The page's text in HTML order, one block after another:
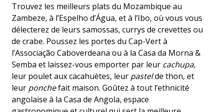
Trouvez les meilleurs plats du Mozambique au
Zambeze, à l’Espelho d’Água, et à l’Ibo, où vous vous
délecterez de leurs samossas, currys de crevettes ou
de crabe. Poussez les portes du Cap-Vert à
l’Associação Caboverdeana ou à la Casa da Morna &
Semba et laissez-vous emporter par leur cachupa,
leur poulet aux cacahuètes, leur pastelde thon, et
leur ponchefait maison. Goûtez à tout l’ethnicité
angolaise à la Casa de Angola, espace